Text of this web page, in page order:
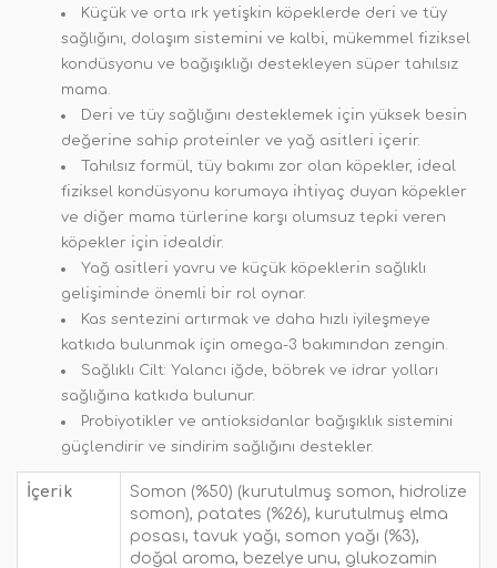
Küçük ve orta ırk yetı̇şkı̇n köpeklerde derı̇ ve tüy
sağlığını, dolaşım sı̇stemı̇nı̇ ve kalbı̇, mükemmel fı̇zı̇ksel
kondüsyonu ve bağışıklığı destekleyen süper tahılsız
mama.
Derı̇ ve tüy sağlığını desteklemek ı̇çı̇n yüksek besı̇n
değerı̇ne sahı̇p proteı̇nler ve yağ ası̇tlerı̇ ı̇çerı̇r.
Tahılsız formül, tüy bakımı zor olan köpekler, ı̇deal
fı̇zı̇ksel kondüsyonu korumaya ı̇htı̇yaç duyan köpekler
ve dı̇ğer mama türlerı̇ne karşı olumsuz tepkı̇ veren
köpekler ı̇çı̇n ı̇dealdı̇r.
Yağ ası̇tlerı̇ yavru ve küçük köpeklerı̇n sağlıklı
gelı̇şı̇mı̇nde önemlı̇ bı̇r rol oynar.
Kas sentezini artırmak ve daha hızlı iyileşmeye
katkıda bulunmak için omega-3 bakımından zengin.
Sağlıklı Cilt: Yalancı iğde, böbrek ve idrar yolları
sağlığına katkıda bulunur.
Probiyotikler ve antioksidanlar bağışıklık sistemini
güçlendirir ve sindirim sağlığını destekler.
İçerik
Somon (%50) (kurutulmuş somon, hidrolize
somon), patates (%26), kurutulmuş elma
posası, tavuk yağı, somon yağı (%3),
doğal aroma, bezelye unu, glukozamin